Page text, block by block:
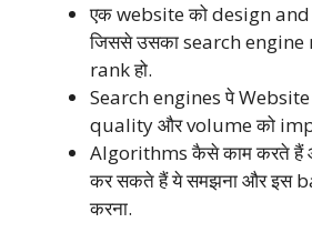
एक website को design
जिससे उसका search engine
rank हो.
Search engines पे
quality और volume को
Algorithms कैसे काम करते हैं
कर सकते हैं ये समझना और इस
करना.